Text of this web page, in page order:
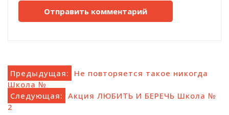
Навигация
по
Предыдущая:
Не повторяется такое никогда
Школа №
Следующая: Акция ЛЮБИТЬ И БЕРЕЧЬ Школа №
2